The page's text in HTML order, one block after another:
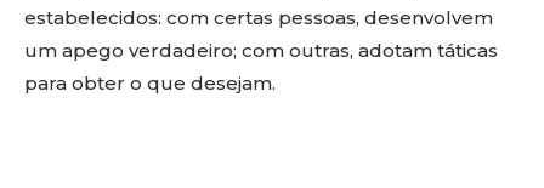
estabelecidos: com certas pessoas, desenvolvem
um apego verdadeiro; com outras, adotam táticas
para obter o que desejam.